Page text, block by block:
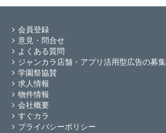
会員登録
意見・問合せ
よくある質問
ジャンカラ店舗・アプリ活用型広告の募集
学園祭協賛
求人情報
物件情報
会社概要
すぐカラ
プライバシーポリシー